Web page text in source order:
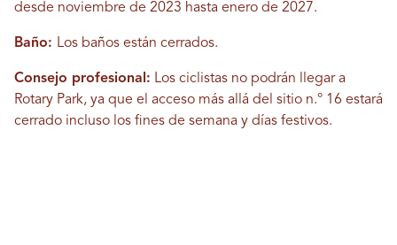
desde noviembre de 2023 hasta enero de 2027.
Baño: Los baños están cerrados.
Consejo profesional: Los ciclistas no podrán llegar a
Rotary Park, ya que el acceso más allá del sitio n.° 16 estará
cerrado incluso los fines de semana y días festivos.